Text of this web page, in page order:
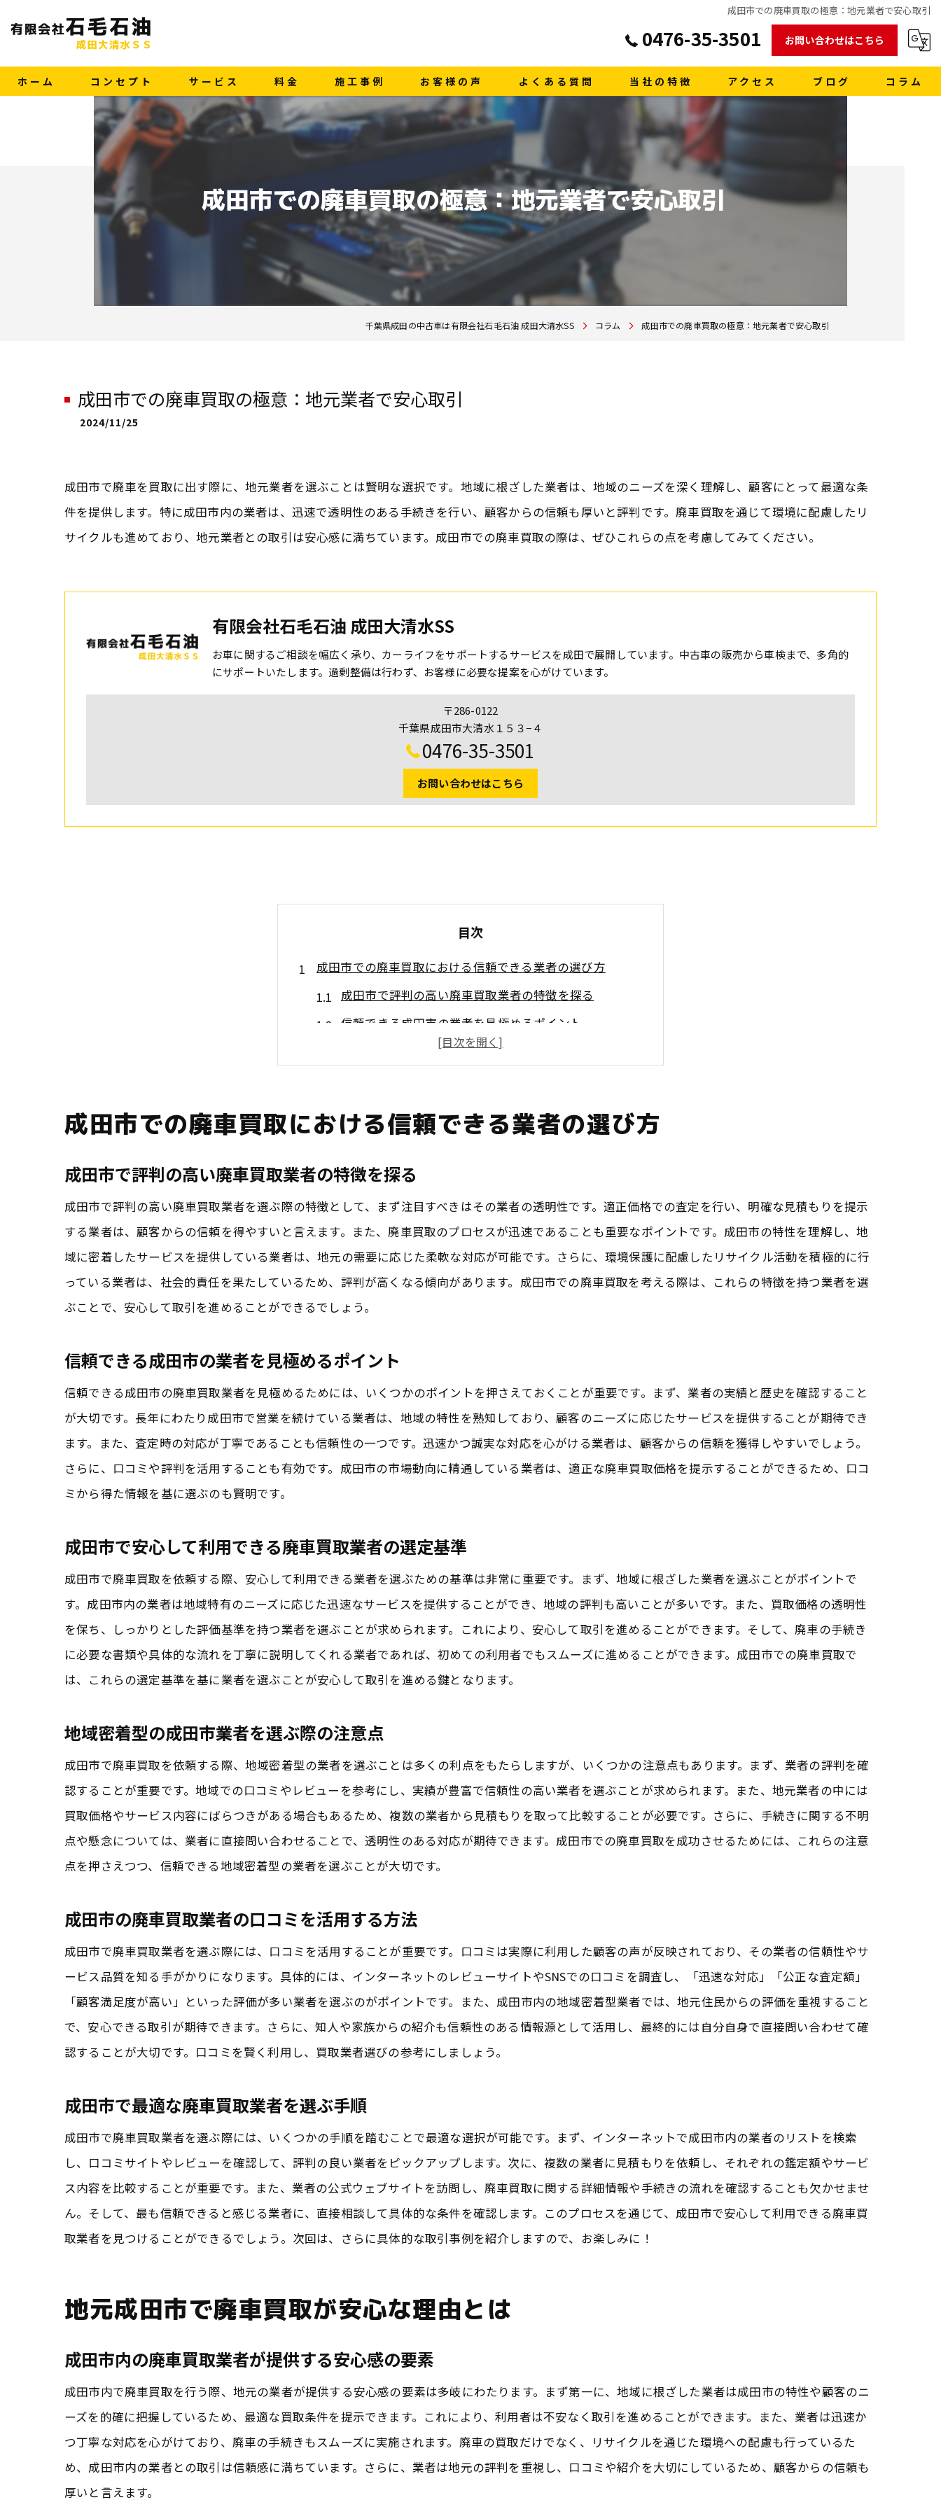
成田市での廃車買取の極意：地元業者で安心取引
0476-35-3501 お問い合わせはこちら
ホーム コンセプト サービス 料金 施工事例 お客様の声 よくある質問 当社の特徴
販売
車検
格安レンタカー
アクセス ブログ コラム
成田市での廃車買取の極意：地元業者で安心取引
千葉県成田の中古車は有限会社石毛石油 成田大清水SS コラム 成田市での廃車買取の極意：地元業者で安心取引
成田市での廃車買取の極意：地元業者で安心取引
2024/11/25
成田市で廃車を買取に出す際に、地元業者を選ぶことは賢明な選択です。地域に根ざした業者は、地域のニーズを深く理解し、顧客にとって最適な条
件を提供します。特に成田市内の業者は、迅速で透明性のある手続きを行い、顧客からの信頼も厚いと評判です。廃車買取を通じて環境に配慮したリ
サイクルも進めており、地元業者との取引は安心感に満ちています。成田市での廃車買取の際は、ぜひこれらの点を考慮してみてください。
有限会社石毛石油 成田大清水SS
お車に関するご相談を幅広く承り、カーライフをサポートするサービスを成田で展開しています。中古車の販売から車検まで、多角的
にサポートいたします。過剰整備は行わず、お客様に必要な提案を心がけています。
〒286-0122
千葉県成田市大清水１５３−４
0476-35-3501
お問い合わせはこちら
目次
成田市での廃車買取における信頼できる業者の選び方
成田市で評判の高い廃車買取業者の特徴を探る
信頼できる成田市の業者を見極めるポイント
成田市で安心して利用できる廃車買取業者の選定基準
成田市で最適な廃車買取業者を選ぶ手順
地元成田市で廃車買取が安心な理由とは
成田市の廃車買取がスムーズな理由
成田市での廃車買取における安心取引の秘訣
成田市の業者が取り組む顧客サービスの安心感
成田市の廃車買取業者が提供する透明性ある手続き
透明性のある成田市の廃車買取業者の選び方
成田市での廃車買取手続きの透明性を確保する方法
成田市の廃車買取業者が提供するクリアな手続き
成田市の透明性ある買取手続きが選ばれる理由
成田で廃車買取を通じたエコなリサイクルの進め方
成田市での廃車買取がエコに貢献する理由
エコな成田市の廃車買取業者の選び方
成田市での廃車買取が環境に配慮する過程
成田市の業者と進めるエコな廃車リサイクルの実践
成田市で地域密着型業者が選ばれる理由
地域に根ざした成田市の業者の強み
成田市での地域密着型買取によるメリット
成田市の地域密着型業者が提供する特典
成田市の廃車買取で顧客満足度が高い理由を探る
成田市で廃車買取が顧客に喜ばれる理由
成田市の廃車買取業者が高評価を受ける背景
成田市の顧客満足度が高い廃車買取の秘密
成田市での廃車買取が支持される要因
成田市で廃車買取業者を選ぶ際に期待できること
廃車買取で成田市の業者が環境に配慮する取り組み
成田市の廃車買取業者が進める環境保護活動
成田市の業者による環境に優しい廃車処理法
成田市の業者と進める持続可能な廃車リサイクル
成田市で廃車買取を依頼する際の重要チェックリスト
成田市の業者選びで考慮すべき要点
廃車買取を成田市で成功させるための確認事項
成田市での廃車買取をスムーズに進めるためのポイント
成田市の廃車買取で失敗しないための確認事項
成田市での廃車買取における信頼できる業者の選び方
成田市で評判の高い廃車買取業者の特徴を探る
成田市で評判の高い廃車買取業者を選ぶ際の特徴として、まず注目すべきはその業者の透明性です。適正価格での査定を行い、明確な見積もりを提示
する業者は、顧客からの信頼を得やすいと言えます。また、廃車買取のプロセスが迅速であることも重要なポイントです。成田市の特性を理解し、地
域に密着したサービスを提供している業者は、地元の需要に応じた柔軟な対応が可能です。さらに、環境保護に配慮したリサイクル活動を積極的に行
っている業者は、社会的責任を果たしているため、評判が高くなる傾向があります。成田市での廃車買取を考える際は、これらの特徴を持つ業者を選
ぶことで、安心して取引を進めることができるでしょう。
信頼できる成田市の業者を見極めるポイント
信頼できる成田市の廃車買取業者を見極めるためには、いくつかのポイントを押さえておくことが重要です。まず、業者の実績と歴史を確認すること
が大切です。長年にわたり成田市で営業を続けている業者は、地域の特性を熟知しており、顧客のニーズに応じたサービスを提供することが期待でき
ます。また、査定時の対応が丁寧であることも信頼性の一つです。迅速かつ誠実な対応を心がける業者は、顧客からの信頼を獲得しやすいでしょう。
さらに、口コミや評判を活用することも有効です。成田市の市場動向に精通している業者は、適正な廃車買取価格を提示することができるため、口コ
ミから得た情報を基に選ぶのも賢明です。
成田市で安心して利用できる廃車買取業者の選定基準
成田市で廃車買取を依頼する際、安心して利用できる業者を選ぶための基準は非常に重要です。まず、地域に根ざした業者を選ぶことがポイントで
す。成田市内の業者は地域特有のニーズに応じた迅速なサービスを提供することができ、地域の評判も高いことが多いです。また、買取価格の透明性
を保ち、しっかりとした評価基準を持つ業者を選ぶことが求められます。これにより、安心して取引を進めることができます。そして、廃車の手続き
に必要な書類や具体的な流れを丁寧に説明してくれる業者であれば、初めての利用者でもスムーズに進めることができます。成田市での廃車買取で
は、これらの選定基準を基に業者を選ぶことが安心して取引を進める鍵となります。
地域密着型の成田市業者を選ぶ際の注意点
成田市で廃車買取を依頼する際、地域密着型の業者を選ぶことは多くの利点をもたらしますが、いくつかの注意点もあります。まず、業者の評判を確
認することが重要です。地域での口コミやレビューを参考にし、実績が豊富で信頼性の高い業者を選ぶことが求められます。また、地元業者の中には
買取価格やサービス内容にばらつきがある場合もあるため、複数の業者から見積もりを取って比較することが必要です。さらに、手続きに関する不明
点や懸念については、業者に直接問い合わせることで、透明性のある対応が期待できます。成田市での廃車買取を成功させるためには、これらの注意
点を押さえつつ、信頼できる地域密着型の業者を選ぶことが大切です。
成田市の廃車買取業者の口コミを活用する方法
成田市で廃車買取業者を選ぶ際には、口コミを活用することが重要です。口コミは実際に利用した顧客の声が反映されており、その業者の信頼性やサ
ービス品質を知る手がかりになります。具体的には、インターネットのレビューサイトやSNSでの口コミを調査し、「迅速な対応」「公正な査定額」
「顧客満足度が高い」といった評価が多い業者を選ぶのがポイントです。また、成田市内の地域密着型業者では、地元住民からの評価を重視すること
で、安心できる取引が期待できます。さらに、知人や家族からの紹介も信頼性のある情報源として活用し、最終的には自分自身で直接問い合わせて確
認することが大切です。口コミを賢く利用し、買取業者選びの参考にしましょう。
成田市で最適な廃車買取業者を選ぶ手順
成田市で廃車買取業者を選ぶ際には、いくつかの手順を踏むことで最適な選択が可能です。まず、インターネットで成田市内の業者のリストを検索
し、口コミサイトやレビューを確認して、評判の良い業者をピックアップします。次に、複数の業者に見積もりを依頼し、それぞれの鑑定額やサービ
ス内容を比較することが重要です。また、業者の公式ウェブサイトを訪問し、廃車買取に関する詳細情報や手続きの流れを確認することも欠かせませ
ん。そして、最も信頼できると感じる業者に、直接相談して具体的な条件を確認します。このプロセスを通じて、成田市で安心して利用できる廃車買
取業者を見つけることができるでしょう。次回は、さらに具体的な取引事例を紹介しますので、お楽しみに！
地元成田市で廃車買取が安心な理由とは
成田市内の廃車買取業者が提供する安心感の要素
成田市内で廃車買取を行う際、地元の業者が提供する安心感の要素は多岐にわたります。まず第一に、地域に根ざした業者は成田市の特性や顧客のニ
ーズを的確に把握しているため、最適な買取条件を提示できます。これにより、利用者は不安なく取引を進めることができます。また、業者は迅速か
つ丁寧な対応を心がけており、廃車の手続きもスムーズに実施されます。廃車の買取だけでなく、リサイクルを通じた環境への配慮も行っているた
め、成田市内の業者との取引は信頼感に満ちています。さらに、業者は地元の評判を重視し、口コミや紹介を大切にしているため、顧客からの信頼も
厚いと言えます。